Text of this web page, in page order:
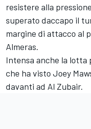
resistere alla
superato daccapo il
margine di attacco al
Almeras.
Intensa anche la lotta
che ha visto Joey
davanti ad Al Zubair.